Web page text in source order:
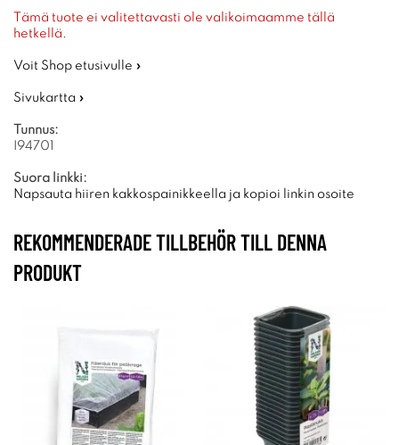
Tämä tuote ei valitettavasti ole valikoimaamme tällä
hetkellä.
Voit Shop etusivulle »
Sivukartta »
Tunnus:
I94701
Suora linkki:
Napsauta hiiren kakkospainikkeella ja kopioi linkin osoite
REKOMMENDERADE TILLBEHÖR TILL DENNA
PRODUKT